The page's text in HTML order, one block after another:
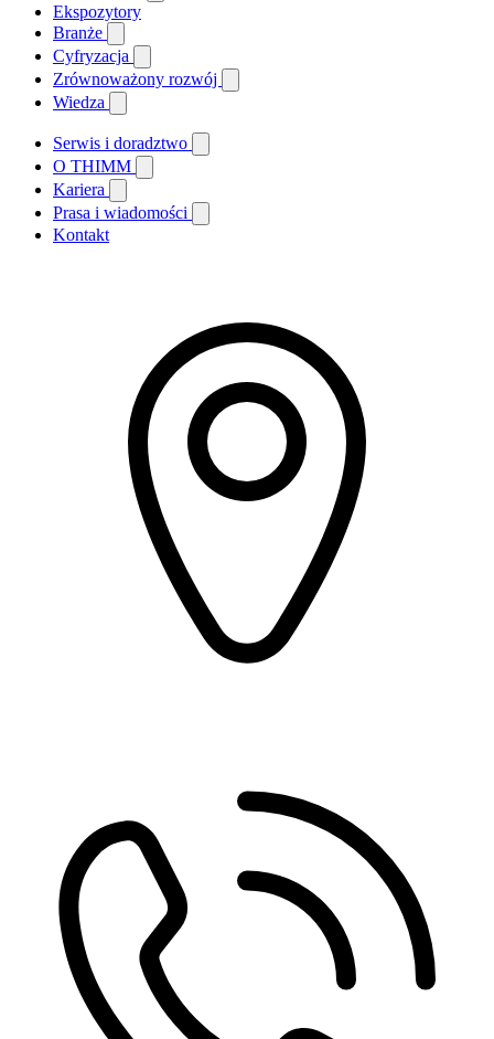
Ekspozytory
Branże
Cyfryzacja
Zrównoważony rozwój
Wiedza
Serwis i doradztwo
O THIMM
Kariera
Prasa i wiadomości
Kontakt